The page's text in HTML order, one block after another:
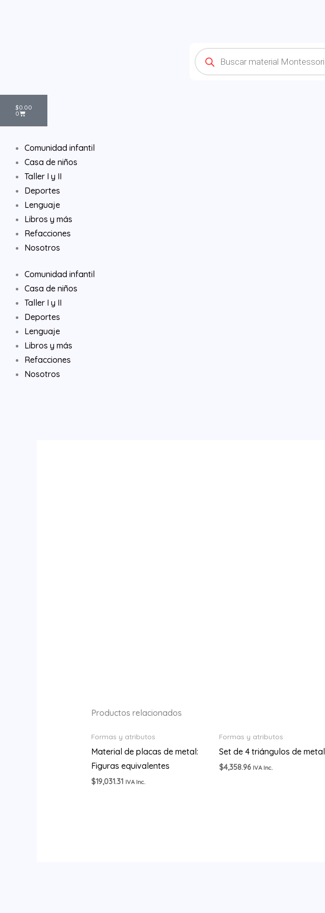
Products
search
$0.00
0
Cart
Comunidad infantil
Casa de niños
Taller I y II
Deportes
Lenguaje
Libros y más
Refacciones
Nosotros
Comunidad infantil
Casa de niños
Taller I y II
Deportes
Lenguaje
Libros y más
Refacciones
Nosotros
Productos relacionados
Formas y atributos
Material de placas de metal:
Figuras equivalentes
$19,031.31 IVA Inc.
Formas y atributos
Set de 4 triángulos de metal
$4,358.96 IVA Inc.